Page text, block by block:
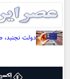
دولت نجنبد،